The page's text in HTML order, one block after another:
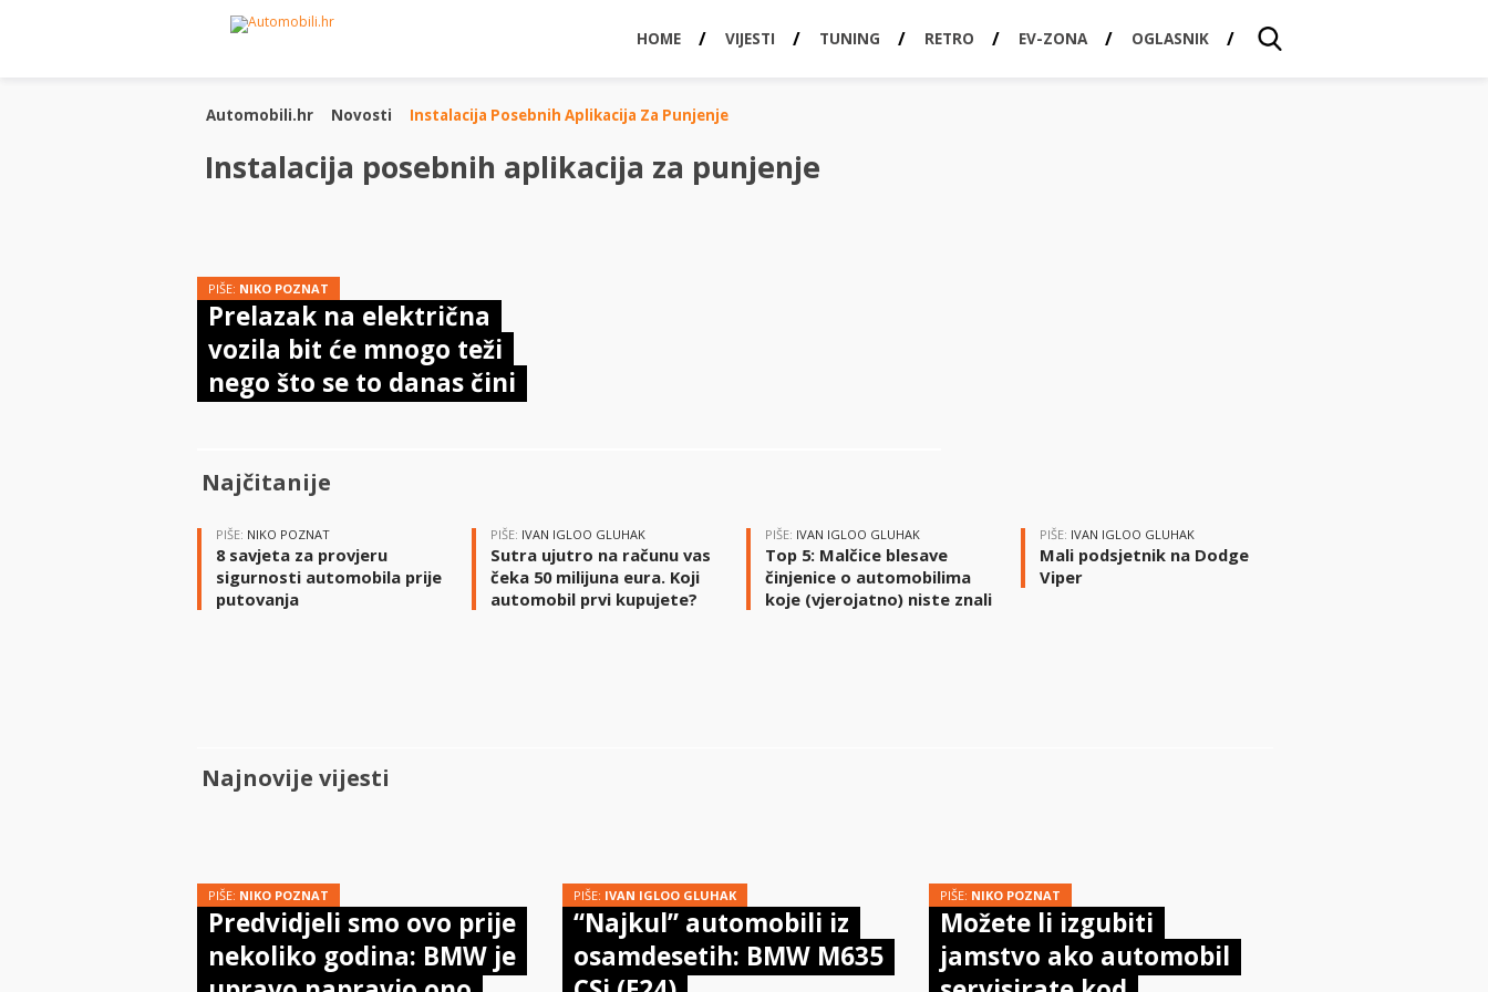
HOME VIJESTI TUNING RETRO EV-ZONA OGLASNIK
Automobili.hr Novosti Instalacija Posebnih Aplikacija Za Punjenje
Instalacija posebnih aplikacija za punjenje
PIŠE: NIKO POZNAT
Prelazak na električna
vozila bit će mnogo teži
nego što se to danas čini
Najčitanije
PIŠE: NIKO POZNAT
8 savjeta za provjeru
sigurnosti automobila prije
putovanja
PIŠE: IVAN IGLOO GLUHAK
Sutra ujutro na računu vas
čeka 50 milijuna eura. Koji
automobil prvi kupujete?
PIŠE: IVAN IGLOO GLUHAK
Top 5: Malčice blesave
činjenice o automobilima
koje (vjerojatno) niste znali
PIŠE: IVAN IGLOO GLUHAK
Mali podsjetnik na Dodge
Viper
Najnovije vijesti
PIŠE: NIKO POZNAT
Predvidjeli smo ovo prije
nekoliko godina: BMW je
PIŠE: IVAN IGLOO GLUHAK
“Najkul” automobili iz
osamdesetih: BMW M635
PIŠE: NIKO POZNAT
Možete li izgubiti
jamstvo ako automobil